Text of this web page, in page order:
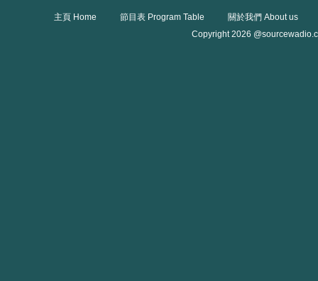
主頁 Home 節目表 Program Table
關於我們 About us
Copyright 2026